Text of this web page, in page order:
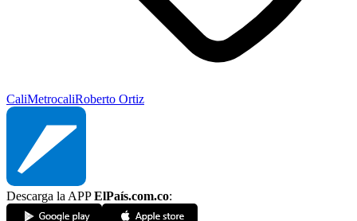
CaliMetrocaliRoberto Ortiz
Descarga la APPElPaís.com.co: